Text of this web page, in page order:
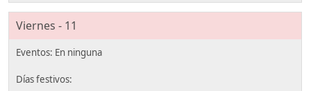
Viernes - 11